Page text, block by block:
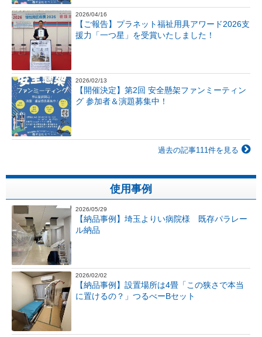
2026/04/16
【ご報告】プラネット福祉用具アワード2026支
援力「一つ星」を受賞いたしました！
2026/02/13
【開催決定】第2回 安全懸架ファンミーティン
グ 参加者＆演題募集中！
過去の記事111件を見る
使用事例
2026/05/29
【納品事例】埼玉よりい病院様 既存パラレー
ル納品
2026/02/02
【納品事例】設置場所は4畳「この狭さで本当
に置けるの？」つるべーBセット